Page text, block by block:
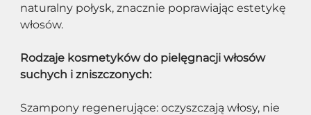
naturalny połysk, znacznie poprawiając estetykę
włosów.
Rodzaje kosmetyków do pielęgnacji włosów
suchych i zniszczonych:
Szampony regenerujące: oczyszczają włosy, nie